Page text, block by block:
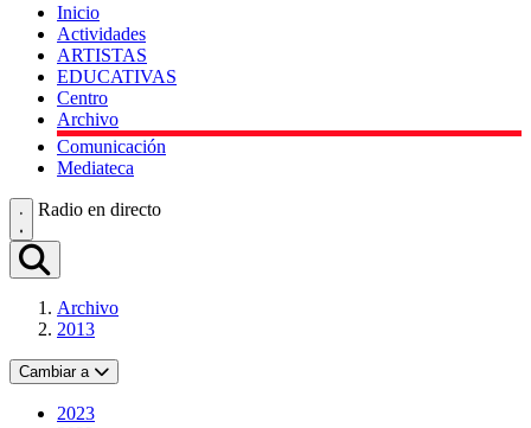
Inicio
Actividades
ARTISTAS
EDUCATIVAS
Centro
Archivo
Comunicación
Mediateca
Radio en directo
Archivo
2013
Cambiar a
2023